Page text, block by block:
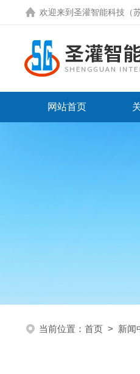
欢迎来到圣灌智能科技（
网站首页
当前位置： 首页 > 新闻